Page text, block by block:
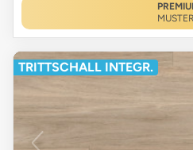
MUSTER
TRITTSCHALL INTEGR.